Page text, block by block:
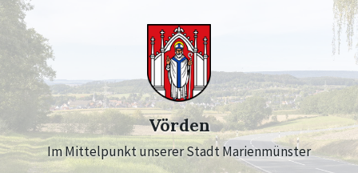
Skip
to
content
Skip
to
main
navigation
Skip
to
footer
Vörden
Im Mittelpunkt unserer Stadt Marienmünster